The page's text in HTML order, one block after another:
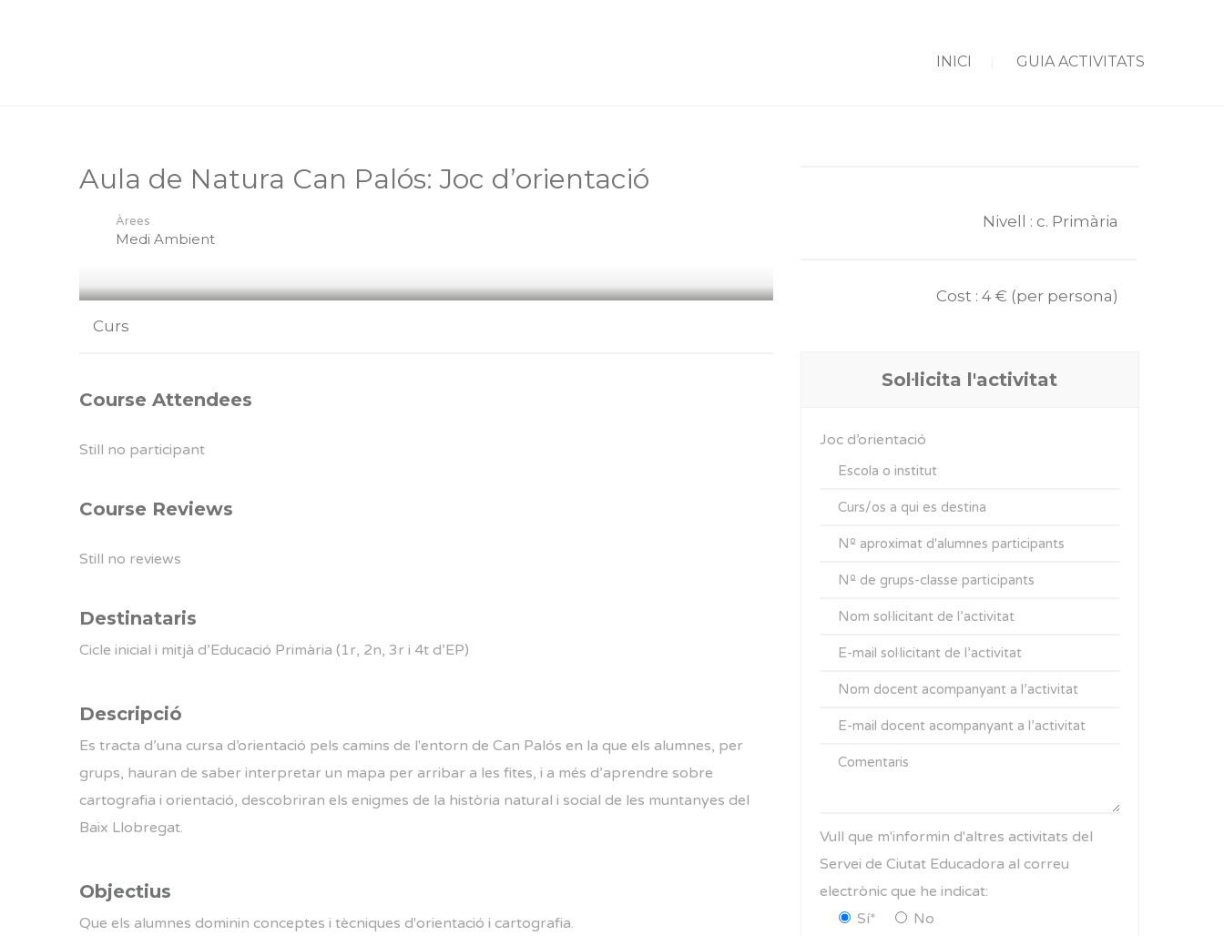
INICI GUIA ACTIVITATS
Aula de Natura Can Palós: Joc d’orientació
Àrees
Medi Ambient
Curs
Course Attendees
Still no participant
Course Reviews
Still no reviews
Destinataris
Cicle inicial i mitjà d’Educació Primària (1r, 2n, 3r i 4t d’EP)
Descripció
Es tracta d’una cursa d’orientació pels camins de l'entorn de Can Palós en la que els alumnes, per
grups, hauran de saber interpretar un mapa per arribar a les fites, i a més d’aprendre sobre
cartografia i orientació, descobriran els enigmes de la història natural i social de les muntanyes del
Baix Llobregat.
Objectius
Que els alumnes dominin conceptes i tècniques d'orientació i cartografia.
Nivell : c. Primària
Cost : 4 € (per persona)
Sol·licita l'activitat
Joc d’orientació
Vull que m'informin d'altres activitats del
Servei de Ciutat Educadora al correu
electrònic que he indicat:
Sí*
No